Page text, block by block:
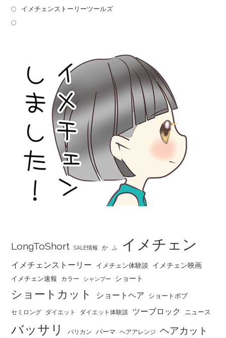
イメチェンストーリーツールズ
LongToShort SALE情報 か ふ イメチェン
イメチェンストーリー イメチェン体験談 イメチェン映画
イメチェン速報 カラー シャンプー ショート
ショートカット ショートヘア ショートボブ
セミロング ダイエット ダイエット体験談 ツーブロック ニュース
バッサリ バリカン パーマ ヘアアレンジ ヘアカット